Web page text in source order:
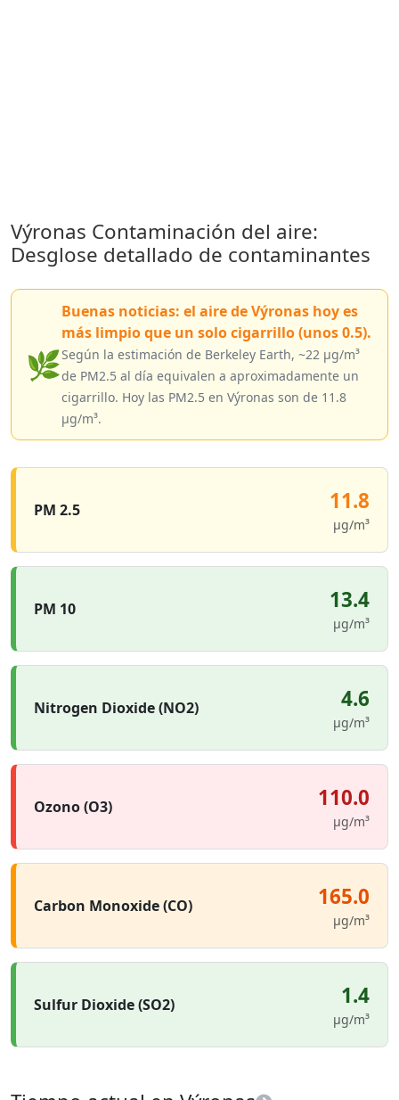
Výronas Contaminación del aire:
Desglose detallado de contaminantes
🌿
Buenas noticias: el aire de Výronas hoy es
más limpio que un solo cigarrillo (unos 0.5).
Según la estimación de Berkeley Earth, ~22 µg/m³
de PM2.5 al día equivalen a aproximadamente un
cigarrillo. Hoy las PM2.5 en Výronas son de 11.8
µg/m³.
PM 2.5 11.8
µg/m³
PM 10 13.4
µg/m³
Nitrogen Dioxide (NO2) 4.6
µg/m³
Ozono (O3) 110.0
µg/m³
Carbon Monoxide (CO) 165.0
µg/m³
Sulfur Dioxide (SO2) 1.4
µg/m³